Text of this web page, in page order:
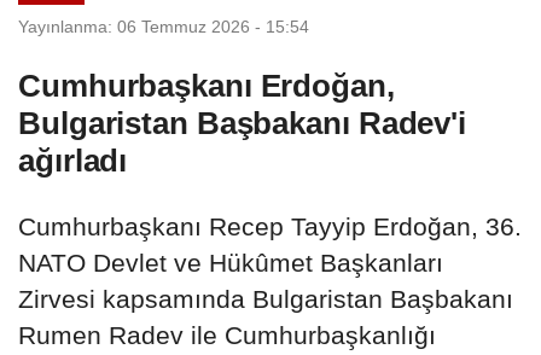
Yayınlanma: 06 Temmuz 2026 - 15:54
Cumhurbaşkanı Erdoğan,
Bulgaristan Başbakanı Radev'i
ağırladı
Cumhurbaşkanı Recep Tayyip Erdoğan, 36.
NATO Devlet ve Hükûmet Başkanları
Zirvesi kapsamında Bulgaristan Başbakanı
Rumen Radev ile Cumhurbaşkanlığı